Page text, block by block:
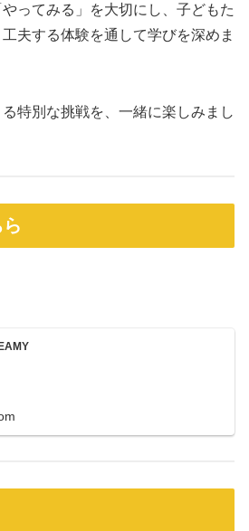
やってみる」を大切にし、子どもた
夫する体験を通して学びを深めま
特別な挑戦を、一緒に楽しみまし